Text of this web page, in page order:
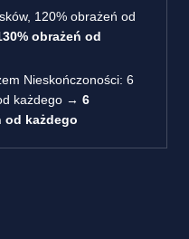
120% obrażeń od
obrażeń od
Nieskończoności: 6
każdego → 6
od każdego